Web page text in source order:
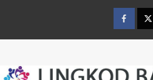
content